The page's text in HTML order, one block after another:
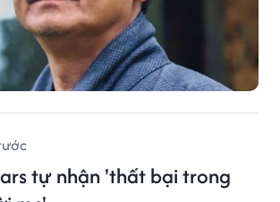
tự nhận 'thất bại trong